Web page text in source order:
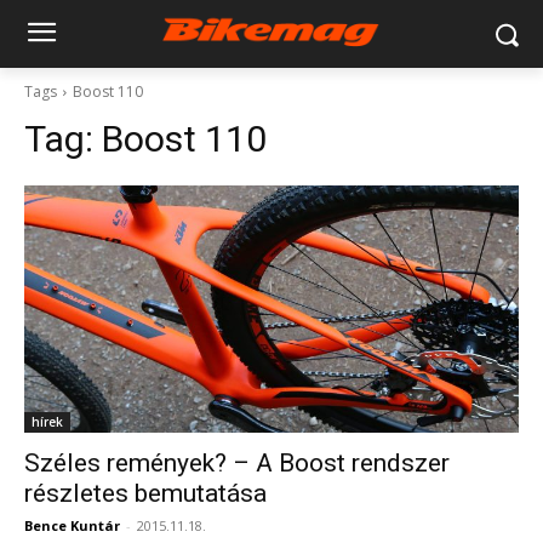
Tags Boost 110
Tag: Boost 110
hírek
Széles remények? – A Boost rendszer
részletes bemutatása
Bence Kuntár - 2015.11.18.